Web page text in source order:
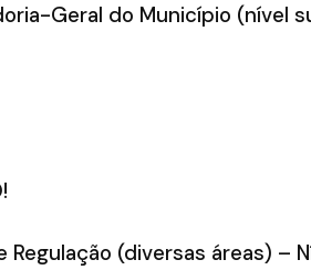
Geral do Município (nível
Regulação (diversas áreas) –